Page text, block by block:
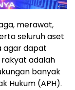
merawat,
seluruh aset
agar dapat
adalah
banyak
Hukum (APH).